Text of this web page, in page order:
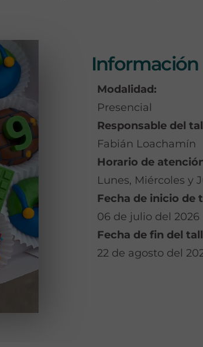
Modalidad:
Presencial
Responsable del
Fabián Loachamín
Horario de
Lunes, Miércoles y
Fecha de inicio de
06 de julio del 2026
Fecha de fin del
22 de agosto del